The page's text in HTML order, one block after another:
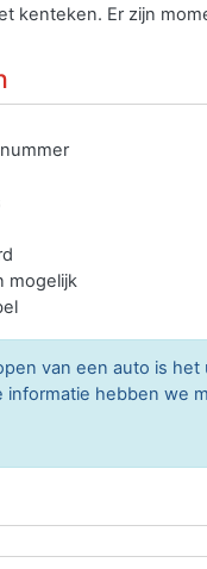
kenteken. Er zijn
mogelijk
van een auto is
informatie hebben we